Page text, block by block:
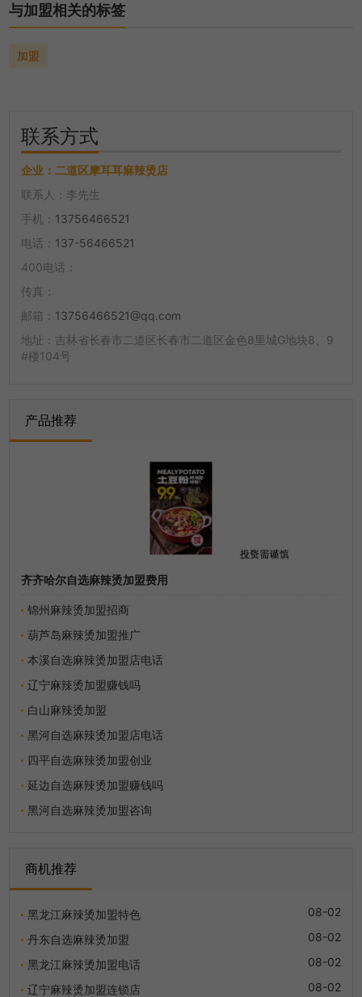
与加盟相关的标签
加盟
联系方式
企业：二道区摩耳耳麻辣烫店
联系人： 李先生
手机： 13756466521
电话： 137-56466521
400电话：
传真：
邮箱： 13756466521@qq.com
地址：吉林省长春市二道区长春市二道区金色8里城G地块8、9
#楼104号
产品推荐
齐齐哈尔自选麻辣烫加盟费用
锦州麻辣烫加盟招商
葫芦岛麻辣烫加盟推广
本溪自选麻辣烫加盟店电话
辽宁麻辣烫加盟赚钱吗
白山麻辣烫加盟
黑河自选麻辣烫加盟店电话
四平自选麻辣烫加盟创业
延边自选麻辣烫加盟赚钱吗
黑河自选麻辣烫加盟咨询
商机推荐
黑龙江麻辣烫加盟特色
08-02
丹东自选麻辣烫加盟
08-02
黑龙江麻辣烫加盟电话
08-02
辽宁麻辣烫加盟连锁店
08-02